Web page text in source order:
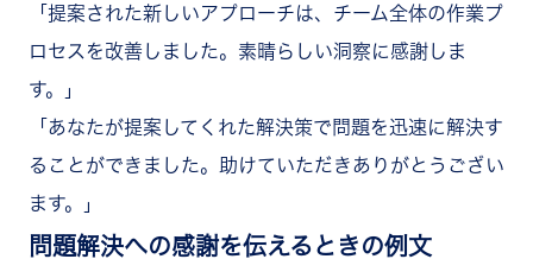
「提案された新しいアプローチは、チーム全体の作業プ
ロセスを改善しました。素晴らしい洞察に感謝しま
す。」
「あなたが提案してくれた解決策で問題を迅速に解決す
ることができました。助けていただきありがとうござい
ます。」
問題解決への感謝を伝えるときの例文